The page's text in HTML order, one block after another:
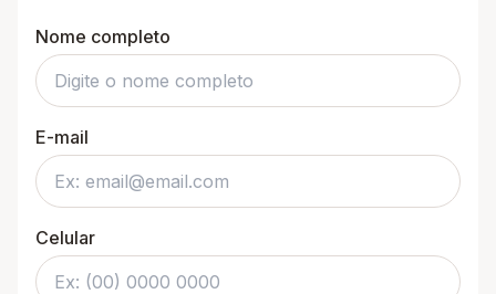
Nome completo
E-mail
Celular